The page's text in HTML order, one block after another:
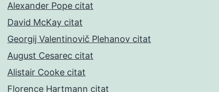
Alexander Pope citat
David McKay citat
Georgij Valentinovič Plehanov citat
August Cesarec citat
Alistair Cooke citat
Florence Hartmann citat